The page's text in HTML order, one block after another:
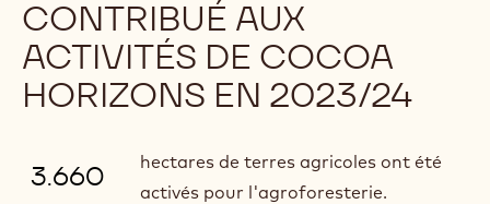
CONTRIBUÉ AUX
ACTIVITÉS DE COCOA
HORIZONS EN 2023/24
3.660
hectares de terres agricoles ont été
activés pour l'agroforesterie.